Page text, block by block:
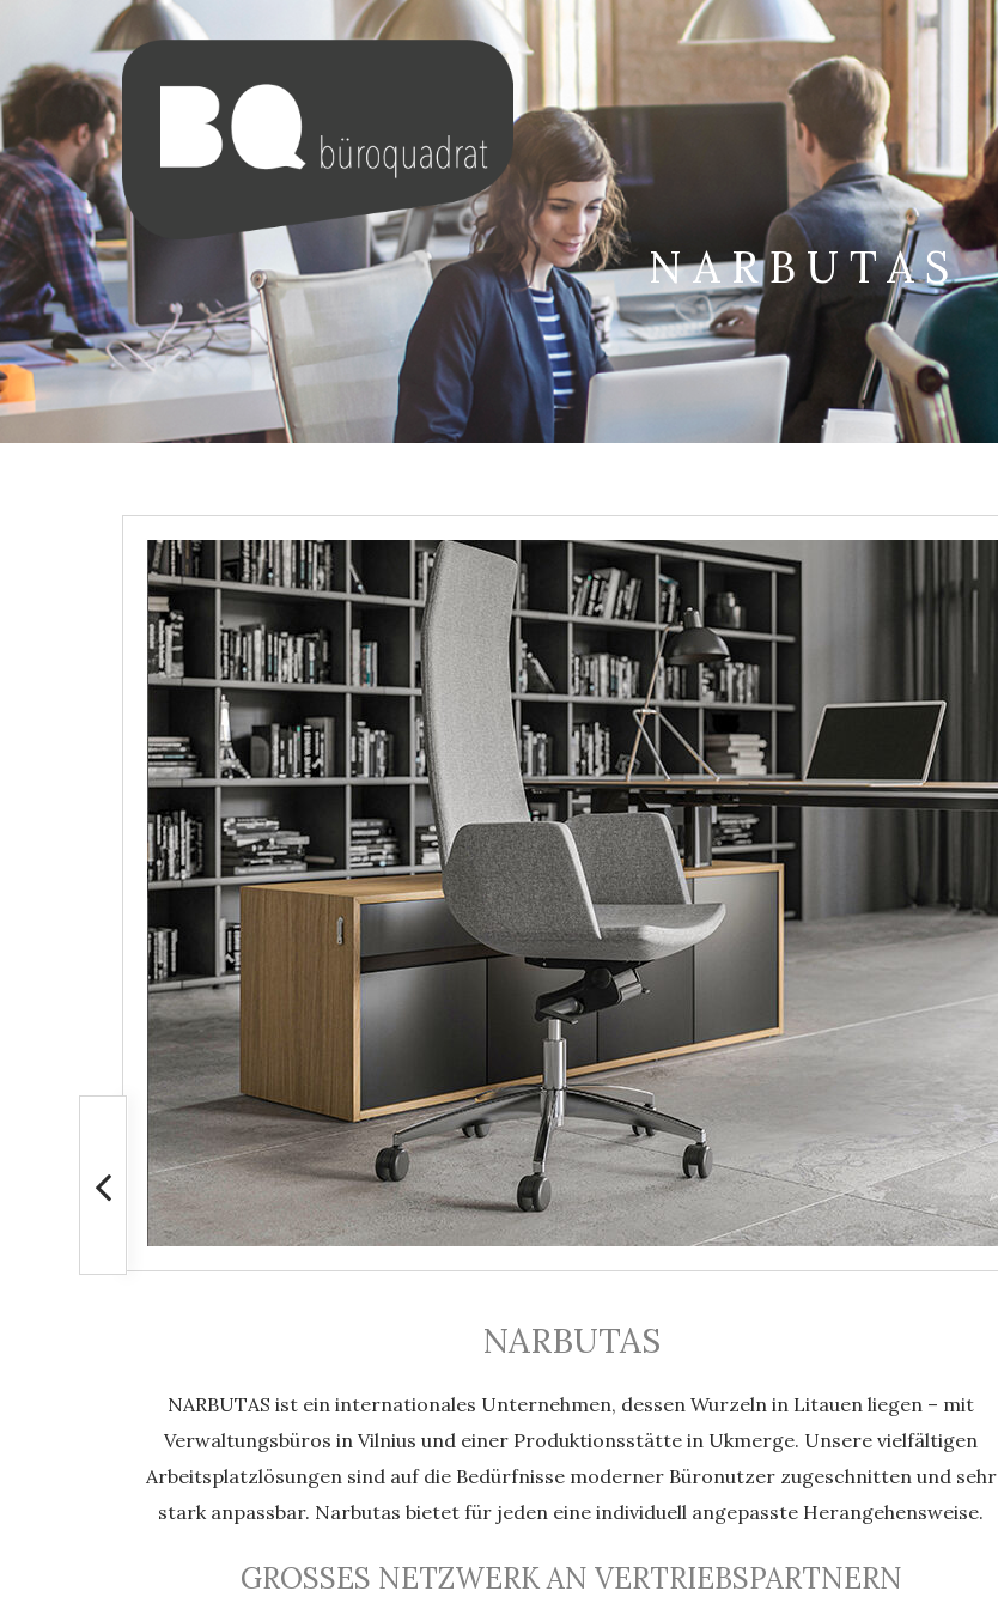
NARBUTAS
NARBUTAS
NARBUTAS ist ein internationales Unternehmen, dessen Wurzeln in Litauen liegen – mit
Verwaltungsbüros in Vilnius und einer Produktionsstätte in Ukmerge. Unsere vielfältigen
Arbeitsplatzlösungen sind auf die Bedürfnisse moderner Büronutzer zugeschnitten und sehr
stark anpassbar. Narbutas bietet für jeden eine individuell angepasste Herangehensweise.
GROSSES NETZWERK AN VERTRIEBSPARTNERN